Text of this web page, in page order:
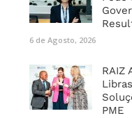
6 de Agosto, 2026
RAIZ
PME